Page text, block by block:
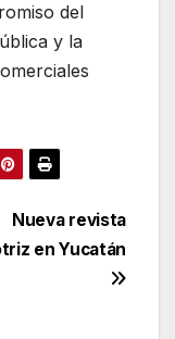
del
y la
Nueva revista
en Yucatán